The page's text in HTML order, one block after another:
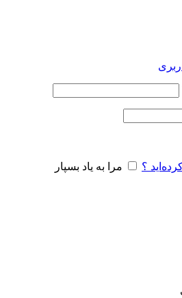
الزامی
؟ مرا به یاد بسپار